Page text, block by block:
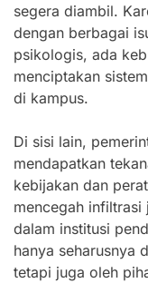
segera diambil.
dengan berbagai
psikologis, ada
menciptakan
di kampus.
Di sisi lain,
mendapatkan
kebijakan dan
mencegah infiltrasi
dalam institusi
hanya seharusnya
tetapi juga oleh